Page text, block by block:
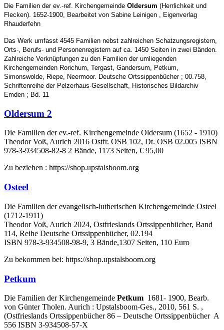
Die Familien der ev.-ref. Kirchengemeinde Oldersum (Herrlichkeit und
Flecken). 1652-1900, Bearbeitet von Sabine Leinigen , Eigenverlag
Rhauderfehn
Das Werk umfasst 4545 Familien nebst zahlreichen Schatzungsregistern,
Orts-, Berufs- und Personenregistern auf ca. 1450 Seiten in zwei Bänden.
Zahlreiche Verknüpfungen zu den Familien der umliegenden
Kirchengemeinden Rorichum, Tergast, Gandersum, Petkum,
Simonswolde, Riepe, Neermoor. Deutsche Ortssippenbücher ; 00.758,
Schriftenreihe der Pelzerhaus-Gesellschaft, Historisches Bildarchiv
Emden ; Bd. 11
Oldersum 2
Die Familien der ev.-ref. Kirchengemeinde Oldersum (1652 - 1910)
Theodor Voß, Aurich 2016 Ostfr. OSB 102, Dt. OSB 02.005 ISBN
978-3-934508-82-8 2 Bände, 1173 Seiten, € 95,00
Zu beziehen : https://shop.upstalsboom.org
Osteel
Die Familien der evangelisch-lutherischen Kirchengemeinde Osteel
(1712-1911)
Theodor Voß, Aurich 2024, Ostfrieslands Ortssippenbücher, Band
114, Reihe Deutsche Ortssippenbücher, 02.194
ISBN 978-3-934508-98-9, 3 Bände,1307 Seiten, 110 Euro
Zu bekommen bei: https://shop.upstalsboom.org
Petkum
Die Familien der Kirchengemeinde Petkum 1681- 1900, Bearb.
von Günter Tholen. Aurich : Upstalsboom-Ges., 2010, 561 S. ,
(Ostfrieslands Ortssippenbücher 86 – Deutsche Ortssippenbücher A
556 ISBN 3-934508-57-X